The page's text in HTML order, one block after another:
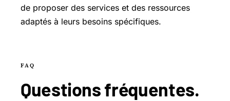
de proposer des services et des ressources
adaptés à leurs besoins spécifiques.
FAQ
Questionsfréquentes.